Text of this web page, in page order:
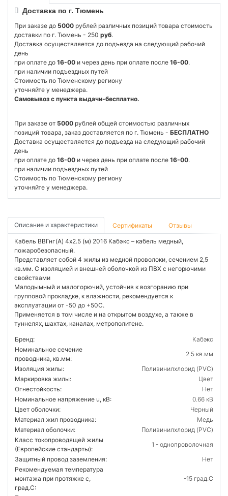
Доставка по г. Тюмень
При заказе до 5000 рублей различных позиций товара стоимость
доставки по г. Тюмень - 250 руб.
Доставка осуществляется до подъезда на следующий рабочий
день
при оплате до 16-00 и через день при оплате после 16-00.
при наличии подъездных путей
Стоимость по Тюменскому региону
уточняйте у менеджера.
Самовывоз с пункта выдачи-бесплатно.
При заказе от 5000 рублей общей стоимостью различных
позиций товара, заказ доставляется по г. Тюмень - БЕСПЛАТНО
Доставка осуществляется до подъезда на следующий рабочий
день
при оплате до 16-00 и через день при оплате после 16-00.
при наличии подъездных путей
Стоимость по Тюменскому региону
уточняйте у менеджера.
Описание и характеристики Сертификаты Отзывы
Кабель ВВГнг(А) 4х2.5 (м) 2016 Кабэкс – кабель медный,
пожаробезопасный.
Представляет собой 4 жилы из медной проволоки, сечением 2,5
кв.мм. С изоляцией и внешней оболочкой из ПВХ с негорючими
свойствами
Малодымный и малогорючий, устойчив к возгоранию при
групповой прокладке, к влажности, рекомендуется к
эксплуатации от -50 до +50С.
Применяется в том числе и на открытом воздухе, а также в
туннелях, шахтах, каналах, метрополитене.
Бренд:
Кабэкс
Номинальное сечение
проводника, кв.мм:
2.5 кв.мм
Изоляция жилы:
Поливинилхлорид (PVC)
Маркировка жилы:
Цвет
Огнестойкость:
Нет
Номинальное напряжение u, кВ:
0.66 кВ
Цвет оболочки:
Черный
Материал жил проводника:
Медь
Материал оболочки:
Поливинилхлорид (PVC)
Класс токопроводящей жилы
(Европейские стандарты):
1 - однопроволочная
Защитный провод заземления:
Нет
Рекомендуемая температура
монтажа при протяжке с,
град.C:
-15 град.C